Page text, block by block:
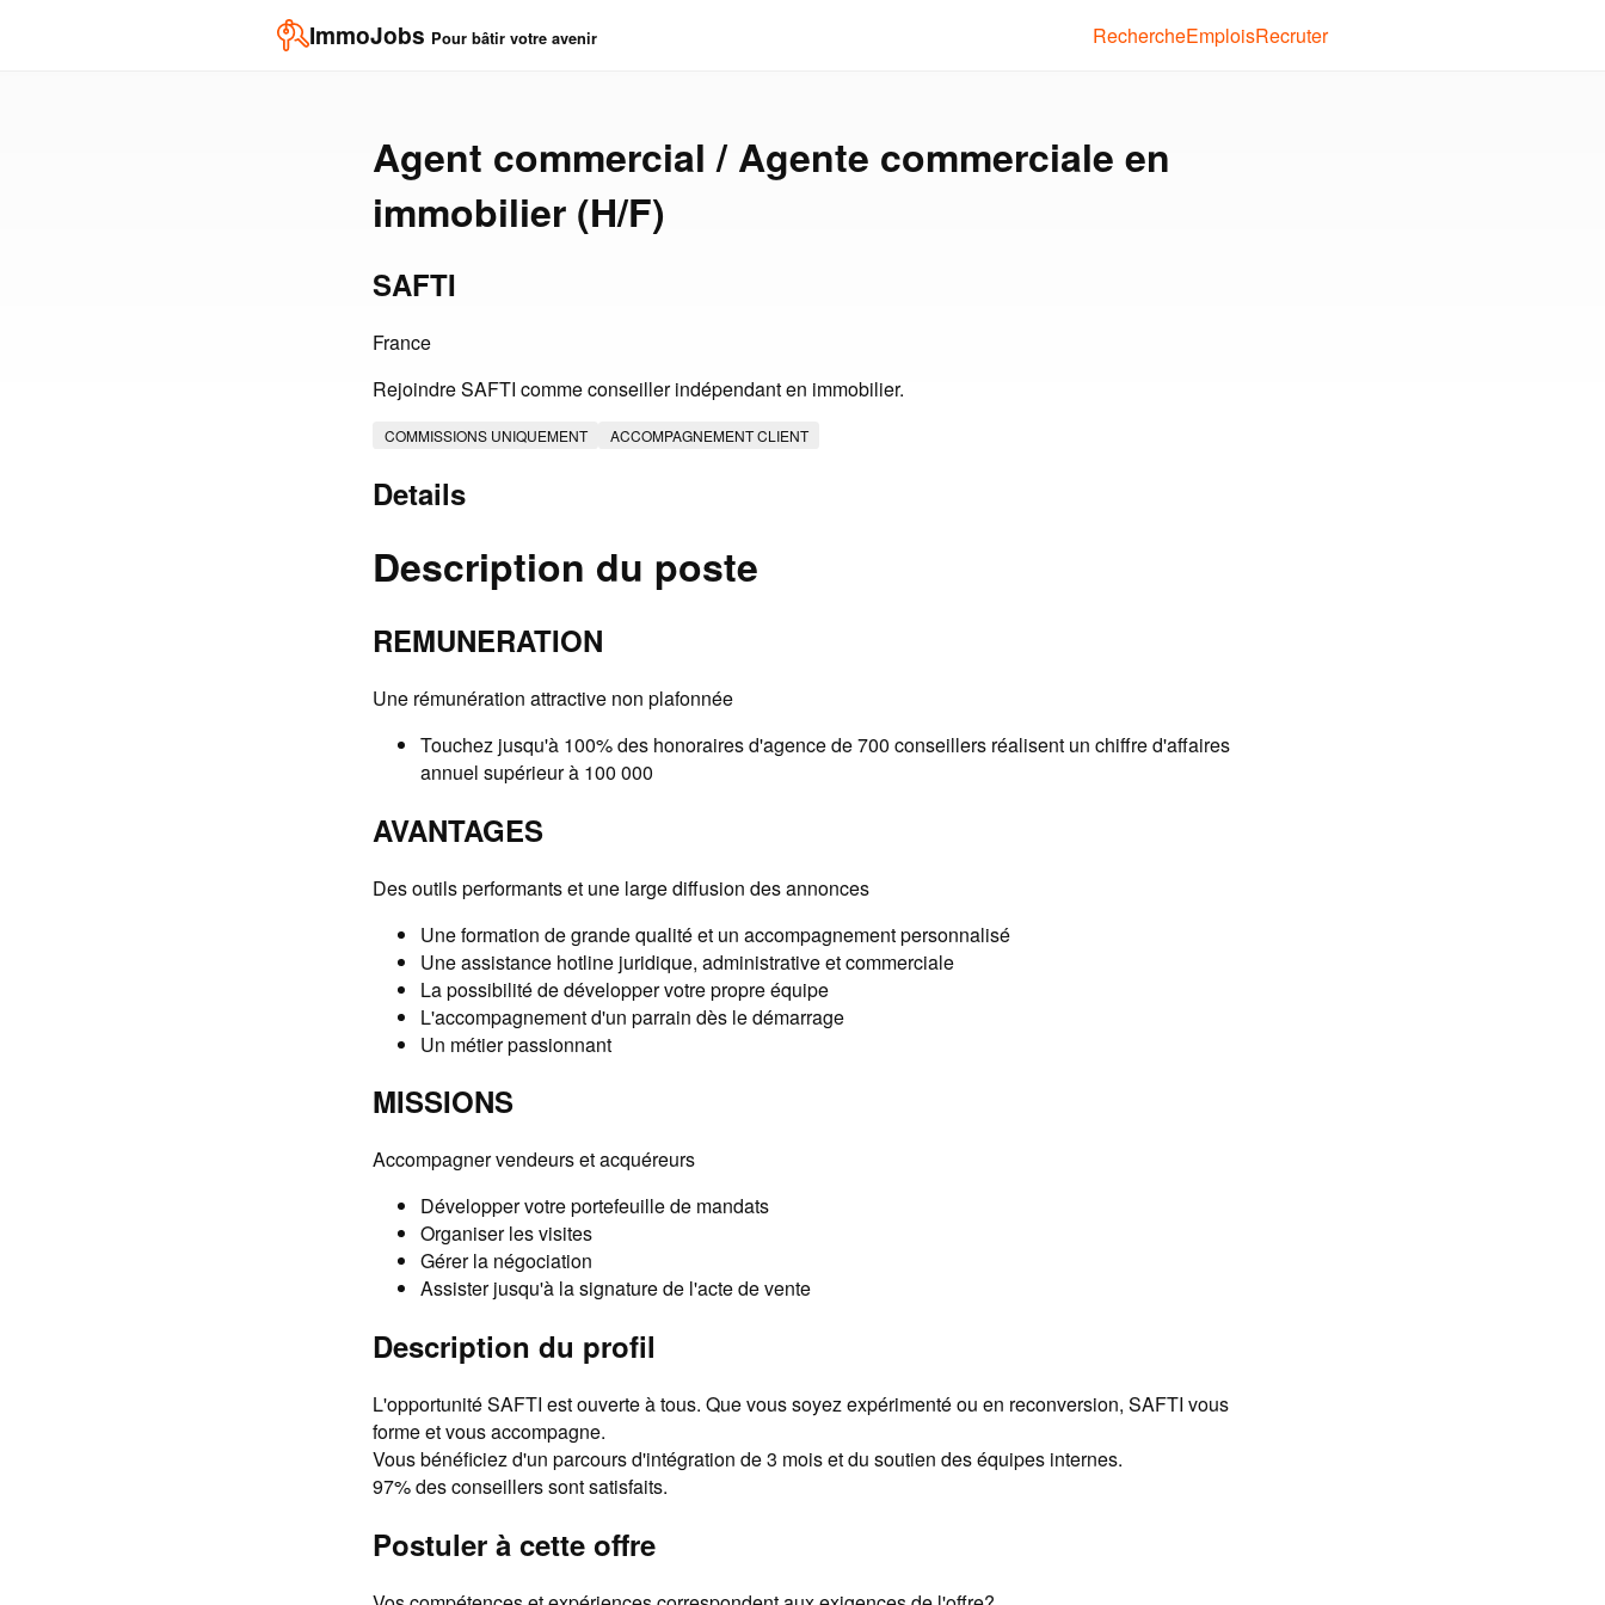
ImmoJobs Pour bâtir votre avenir RechercheEmploisRecruter
Agent commercial / Agente commerciale en
immobilier (H/F)
SAFTI
France
Rejoindre SAFTI comme conseiller indépendant en immobilier.
COMMISSIONS UNIQUEMENT ACCOMPAGNEMENT CLIENT
Details
Description du poste
REMUNERATION
Une rémunération attractive non plafonnée
Touchez jusqu'à 100% des honoraires d'agence de 700 conseillers réalisent un chiffre d'affaires
annuel supérieur à 100 000
AVANTAGES
Des outils performants et une large diffusion des annonces
Une formation de grande qualité et un accompagnement personnalisé
Une assistance hotline juridique, administrative et commerciale
La possibilité de développer votre propre équipe
L'accompagnement d'un parrain dès le démarrage
Un métier passionnant
MISSIONS
Accompagner vendeurs et acquéreurs
Développer votre portefeuille de mandats
Organiser les visites
Gérer la négociation
Assister jusqu'à la signature de l'acte de vente
Description du profil
L'opportunité SAFTI est ouverte à tous. Que vous soyez expérimenté ou en reconversion, SAFTI vous
forme et vous accompagne.
Vous bénéficiez d'un parcours d'intégration de 3 mois et du soutien des équipes internes.
97% des conseillers sont satisfaits.
Postuler à cette offre